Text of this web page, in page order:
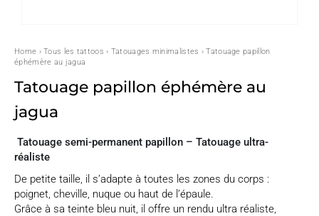
Home ›Tous les tattoos › Tatouages minimalistes › Tatouage papillon
éphémère au jagua
Tatouage papillon éphémère au
jagua
Tatouage semi-permanent papillon – Tatouage ultra-
réaliste
De petite taille, il s’adapte à toutes les zones du corps :
poignet, cheville, nuque ou haut de l’épaule.
Grâce à sa teinte bleu nuit, il offre un rendu ultra réaliste,